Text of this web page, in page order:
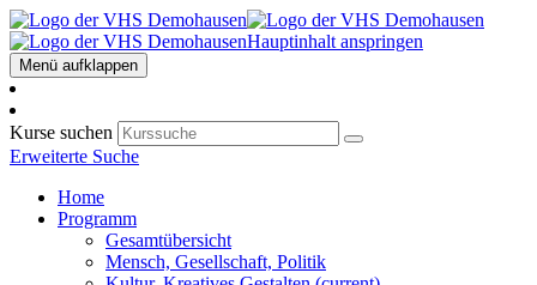
Hauptinhalt anspringen
Menü aufklappen
Kurse suchen
Erweiterte Suche
Home
Programm
Gesamtübersicht
Mensch, Gesellschaft, Politik